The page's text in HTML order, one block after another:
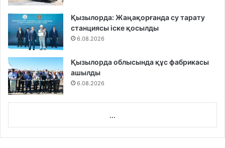
Қызылорда: Жаңақорғанда су тарату
станциясы іске қосылды
6.08.2026
Қызылорда облысында құс фабрикасы
ашылды
6.08.2026
...